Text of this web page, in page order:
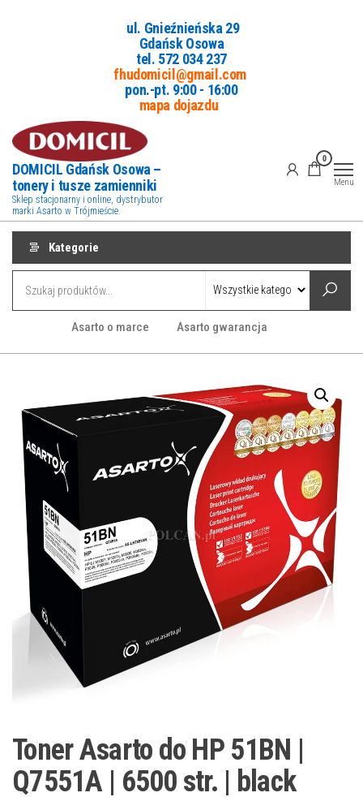
ul. Gnieźnieńska 29
Gdańsk Osowa
tel. 572 034 237
fhudomicil@gmail.com
pon.-pt. 9:00 - 16:00
mapa dojazdu
DOMICIL Gdańsk Osowa –
tonery i tusze zamienniki
Sklep stacjonarny i online, dystrybutor
marki Asarto w Trójmieście.
0
Menu
Kategorie
Asarto o marce Asarto gwarancja
Toner Asarto do HP 51BN |
Q7551A | 6500 str. | black